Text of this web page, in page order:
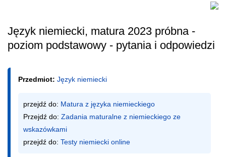
Język niemiecki, matura 2023 próbna -
poziom podstawowy - pytania i odpowiedzi
Przedmiot: Język niemiecki
przejdź do: Matura z języka niemieckiego
Przejdź do: Zadania maturalne z niemieckiego ze
wskazówkami
przejdź do: Testy niemiecki online